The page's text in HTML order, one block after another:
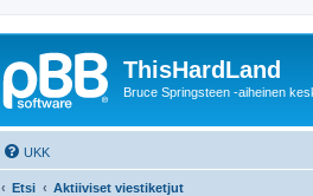
ThisHardLand
Bruce Springsteen -aiheinen
UKK
Etsi Aktiiviset viestiketjut